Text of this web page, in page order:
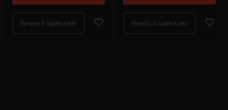
Купить в один клик Купить в один клик